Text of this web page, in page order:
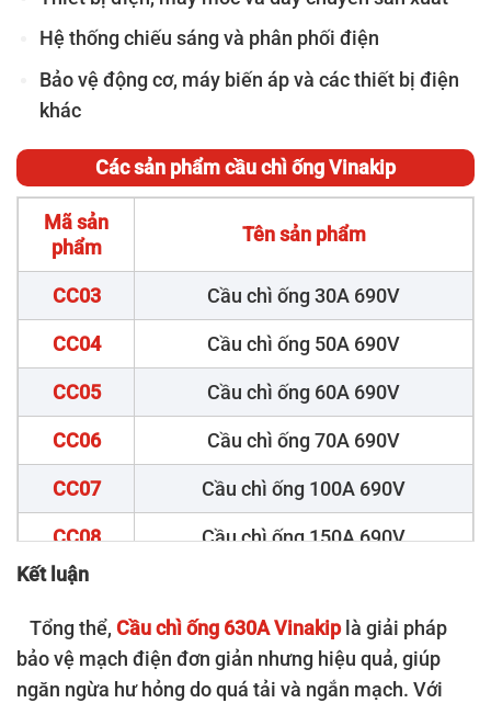
Hệ thống chiếu sáng và phân phối điện
Bảo vệ động cơ, máy biến áp và các thiết bị điện
khác
Các sản phẩm cầu chì ống Vinakip
Mã sản
phẩm
Tên sản phẩm
CC03 Cầu chì ống 30A 690V
CC04 Cầu chì ống 50A 690V
CC05 Cầu chì ống 60A 690V
CC06 Cầu chì ống 70A 690V
CC07 Cầu chì ống 100A 690V
CC08 Cầu chì ống 150A 690V
CC09
CC10 Cầu chì ống 250A 690V
CC11 Cầu chì ống 300A 690V
Kết luận
Tổng thể, Cầu chì ống 630A Vinakiplà giải pháp
bảo vệ mạch điện đơn giản nhưng hiệu quả, giúp
ngăn ngừa hư hỏng do quá tải và ngắn mạch. Với